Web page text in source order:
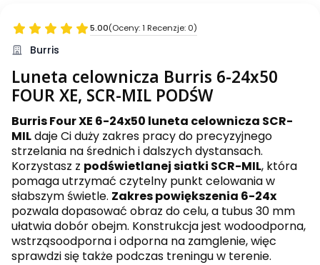
5.00(Oceny: 1 Recenzje: 0)
Burris
Luneta celownicza Burris 6-24x50
FOUR XE, SCR-MIL PODŚW
Burris Four XE 6-24x50 luneta celownicza SCR-
MILdaje Ci duży zakres pracy do precyzyjnego
strzelania na średnich i dalszych dystansach.
Korzystasz z podświetlanej siatki SCR-MIL, która
pomaga utrzymać czytelny punkt celowania w
słabszym świetle. Zakres powiększenia 6-24x
pozwala dopasować obraz do celu, a tubus 30 mm
ułatwia dobór obejm. Konstrukcja jest wodoodporna,
wstrząsoodporna i odporna na zamglenie, więc
sprawdzi się także podczas treningu w terenie.